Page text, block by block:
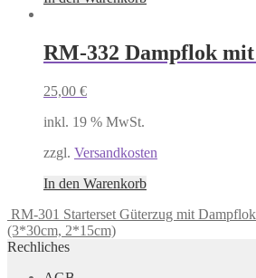
RM-332 Dampflok
25,00 €
inkl. 19 % MwSt.
zzgl. Versandkosten
In den Warenkorb
RM-301 Starterset Güterzug mit Dampflok
(3*30cm, 2*15cm)
Rechliches